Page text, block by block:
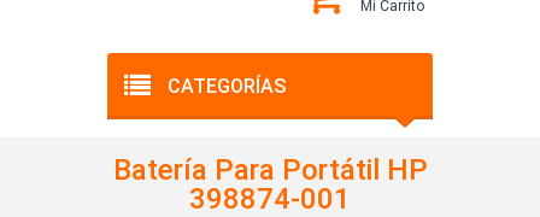
CATEGORÍAS
Mi Carrito
Batería Para Portátil HP
398874-001